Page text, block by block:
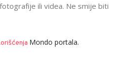
ili videa. Ne smije biti
Mondo portala.